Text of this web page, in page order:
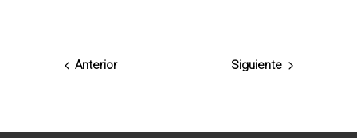
Anterior Siguiente